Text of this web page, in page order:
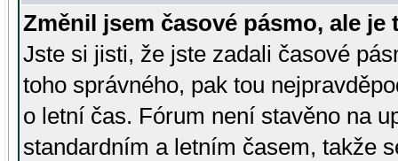
Změnil jsem časové pásmo, ale je
Jste si jisti, že jste zadali časové
toho správného, pak tou
o letní čas. Fórum není stavěno na
standardním a letním časem, takže